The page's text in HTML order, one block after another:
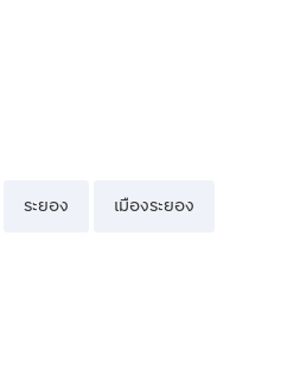
ระยอง เมืองระยอง